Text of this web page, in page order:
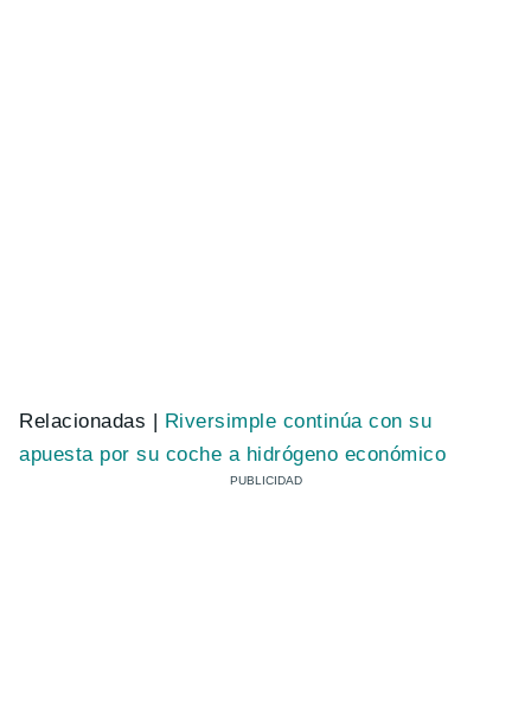
Relacionadas | Riversimple continúa con su
apuesta por su coche a hidrógeno económico